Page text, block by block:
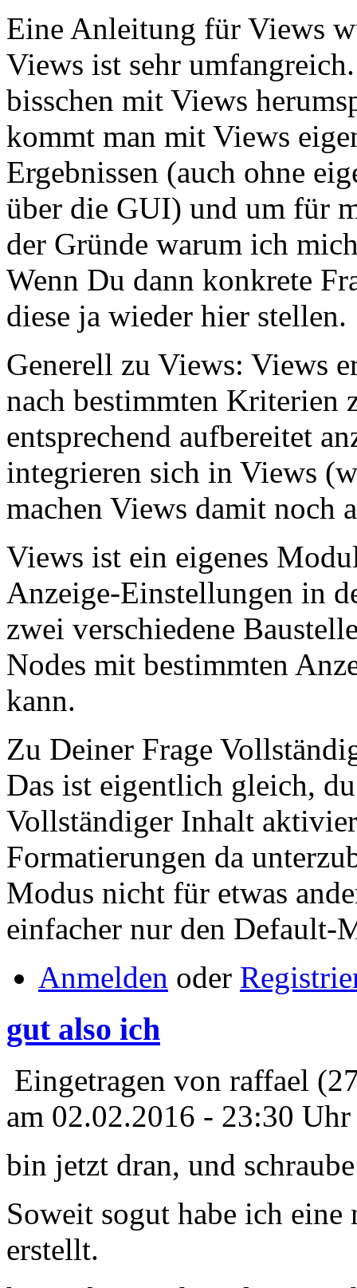
Eine Anleitung für Views
Views ist sehr
bisschen mit Views
kommt man mit Views
Ergebnissen (auch ohne
über die GUI) und um für
der Gründe warum ich
Wenn Du dann konkrete
diese ja wieder hier stellen.
Generell zu Views: Views
nach bestimmten Kriterien
entsprechend aufbereitet
integrieren sich in Views
machen Views damit noch
Views ist ein eigenes
Anzeige-Einstellungen in
zwei verschiedene
Nodes mit bestimmten
kann.
Zu Deiner Frage
Das ist eigentlich gleich,
Vollständiger Inhalt
Formatierungen da
Modus nicht für etwas
einfacher nur den Default-
Anmelden oder
gut also ich
Eingetragen von raffael
am 02.02.2016 - 23:30 Uhr
bin jetzt dran, und
Soweit sogut habe ich
erstellt.